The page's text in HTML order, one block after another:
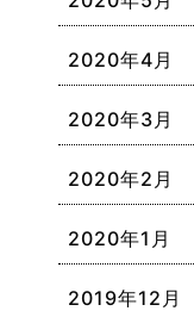
2020年4月
2020年3月
2020年2月
2020年1月
2019年12月